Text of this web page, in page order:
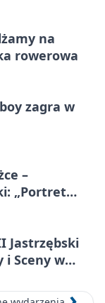
na
rowerowa
zagra w
–
„Portret
Jastrzębski
i Sceny w